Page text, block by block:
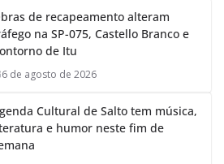
de recapeamento alteram
na SP-075, Castello Branco e
de Itu
6 de agosto de 2026
Cultural de Salto tem música,
e humor neste fim de